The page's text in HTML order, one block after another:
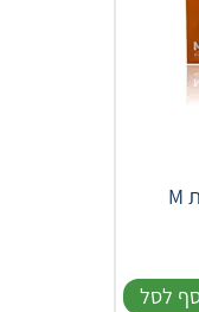
לסל